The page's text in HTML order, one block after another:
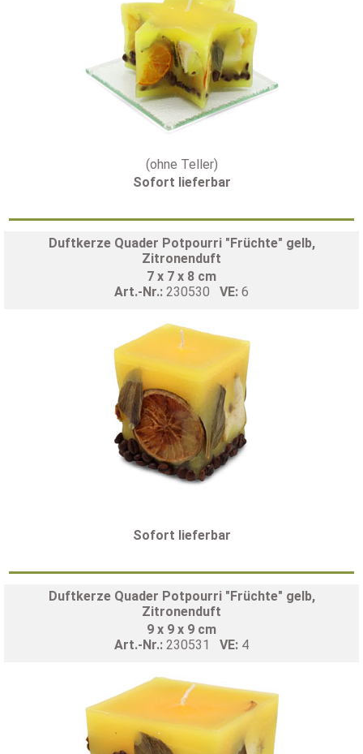
(ohne Teller)
Sofort lieferbar
Duftkerze Quader Potpourri "Früchte" gelb,
Zitronenduft
7 x 7 x 8 cm
Art.-Nr.: 230530 VE: 6
Sofort lieferbar
Duftkerze Quader Potpourri "Früchte" gelb,
Zitronenduft
9 x 9 x 9 cm
Art.-Nr.: 230531 VE: 4